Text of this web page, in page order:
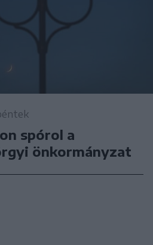
spórol a
önkormányzat